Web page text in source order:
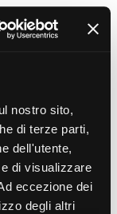
nostro sito,
di terze parti,
dell'utente,
di visualizzare
eccezione dei
degli altri